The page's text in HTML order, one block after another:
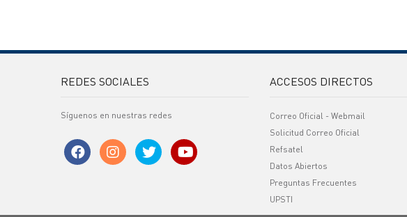
REDES SOCIALES
Síguenos en nuestras redes
ACCESOS DIRECTOS
Correo Oficial - Webmail
Solicitud Correo Oficial
Refsatel
Datos Abiertos
Preguntas Frecuentes
UPSTI